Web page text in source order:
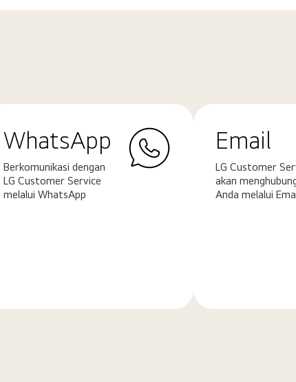
WhatsApp
Berkomunikasi dengan
LG Customer Service
melalui WhatsApp
Email
LG Customer
akan
Anda melalui